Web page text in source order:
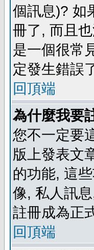
個訊息)? 如
冊了, 而且
是一個很常
定發生錯誤
回頂端
為什麼我要
您不一定要
版上發表文
的功能, 這
像, 私人訊
註冊成為正
回頂端